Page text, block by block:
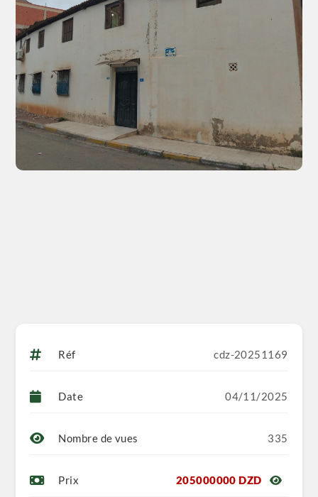
Réf cdz-20251169
Date 04/11/2025
Nombre de vues 335
Prix 205000000 DZD